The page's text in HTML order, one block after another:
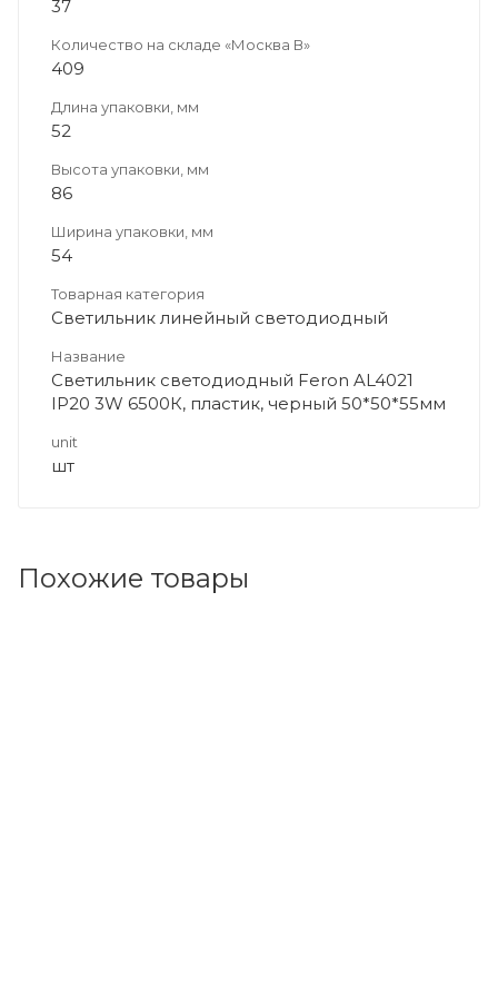
37
Количество на складе «Москва В»
409
Длина упаковки, мм
52
Высота упаковки, мм
86
Ширина упаковки, мм
54
Товарная категория
Светильник линейный светодиодный
Название
Светильник светодиодный Feron AL4021
IP20 3W 6500К, пластик, черный 50*50*55мм
unit
шт
Похожие товары